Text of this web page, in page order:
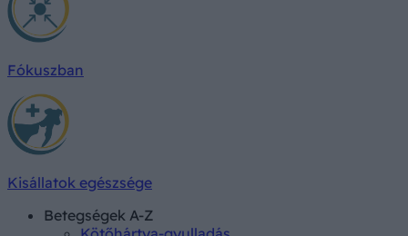
Fókuszban
Kisállatok egészsége
Betegségek A-Z